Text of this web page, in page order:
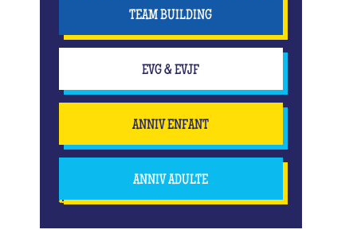
TEAM BUILDING
EVG & EVJF
ANNIV ENFANT
ANNIV ADULTE